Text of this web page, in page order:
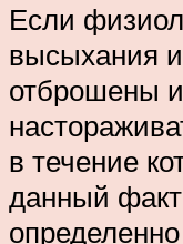
Если
высыхания
отброшены
в течение
данный